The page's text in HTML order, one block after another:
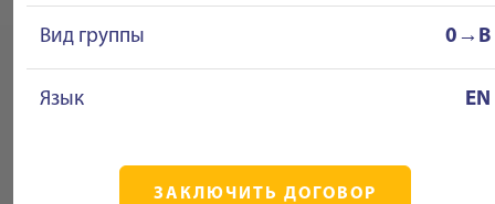
Вид группы 0→B
Язык EN
ЗАКЛЮЧИТЬ ДОГОВОР